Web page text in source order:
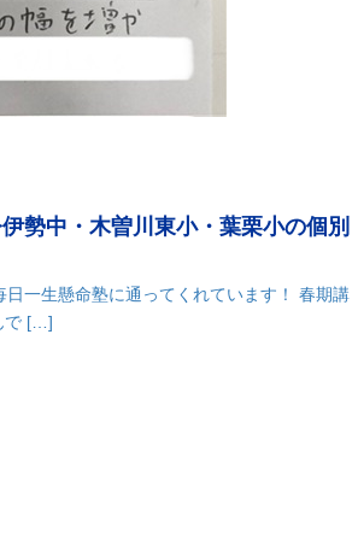
勢中・木曽川東小・葉栗小の個別
一生懸命塾に通ってくれています！ 春期講
で […]